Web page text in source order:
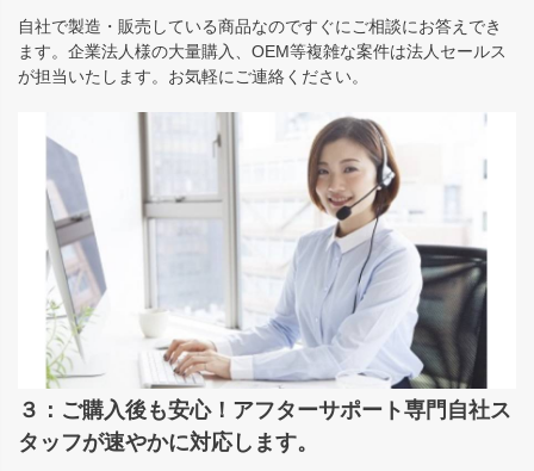
自社で製造・販売している商品なのですぐにご相談にお答えでき
ます。企業法人様の大量購入、OEM等複雑な案件は法人セールス
が担当いたします。お気軽にご連絡ください。
３：ご購入後も安心！アフターサポート専門自社ス
タッフが速やかに対応します。